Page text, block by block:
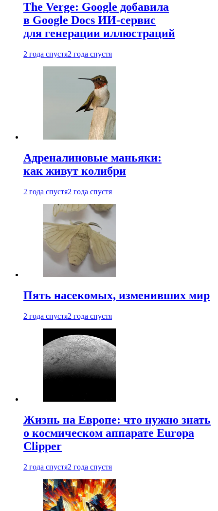
The Verge: Google добавила
в Google Docs ИИ-сервис
для генерации иллюстраций
2 года спустя2 года спустя
Адреналиновые маньяки:
как живут колибри
2 года спустя2 года спустя
Пять насекомых, изменивших мир
2 года спустя2 года спустя
Жизнь на Европе: что нужно знать
о космическом аппарате Europa
Clipper
2 года спустя2 года спустя